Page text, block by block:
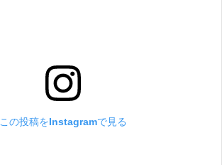
この投稿をInstagramで見る